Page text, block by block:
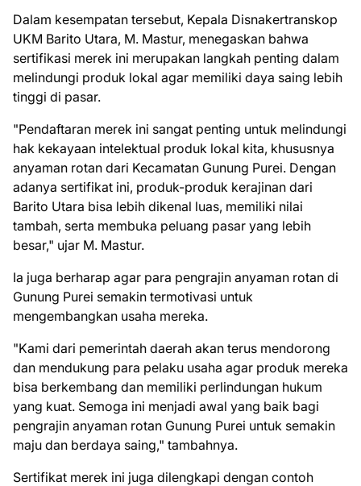
Dalam kesempatan tersebut, Kepala Disnakertranskop
UKM Barito Utara, M. Mastur, menegaskan bahwa
sertifikasi merek ini merupakan langkah penting dalam
melindungi produk lokal agar memiliki daya saing lebih
tinggi di pasar.
"Pendaftaran merek ini sangat penting untuk melindungi
hak kekayaan intelektual produk lokal kita, khususnya
anyaman rotan dari Kecamatan Gunung Purei. Dengan
adanya sertifikat ini, produk-produk kerajinan dari
Barito Utara bisa lebih dikenal luas, memiliki nilai
tambah, serta membuka peluang pasar yang lebih
besar," ujar M. Mastur.
Ia juga berharap agar para pengrajin anyaman rotan di
Gunung Purei semakin termotivasi untuk
mengembangkan usaha mereka.
"Kami dari pemerintah daerah akan terus mendorong
dan mendukung para pelaku usaha agar produk mereka
bisa berkembang dan memiliki perlindungan hukum
yang kuat. Semoga ini menjadi awal yang baik bagi
pengrajin anyaman rotan Gunung Purei untuk semakin
maju dan berdaya saing," tambahnya.
Sertifikat merek ini juga dilengkapi dengan contoh